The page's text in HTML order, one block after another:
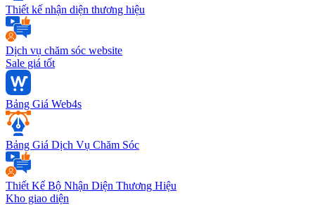
Thiết kế nhận diện thương hiệu
Dịch vụ chăm sóc website
Sale giá tốt
Bảng Giá Web4s
Bảng Giá Dịch Vụ Chăm Sóc
Thiết Kế Bộ Nhận Diện Thương Hiệu
Kho giao diện